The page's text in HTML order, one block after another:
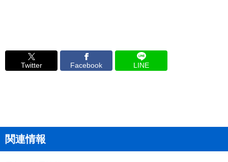
Twitter Facebook LINE
関連情報